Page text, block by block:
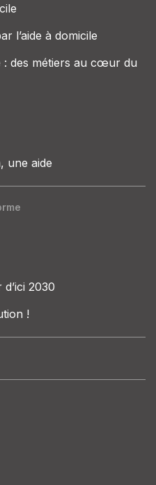
l’aide à domicile
: des métiers au cœur du
une aide
2030
!